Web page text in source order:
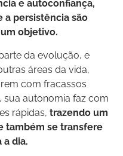
e autoconfiança,
a persistência são
objetivo.
da evolução, e
áreas da vida,
com fracassos
sua autonomia faz com
rápidas, trazendo um
também se transfere
a dia.